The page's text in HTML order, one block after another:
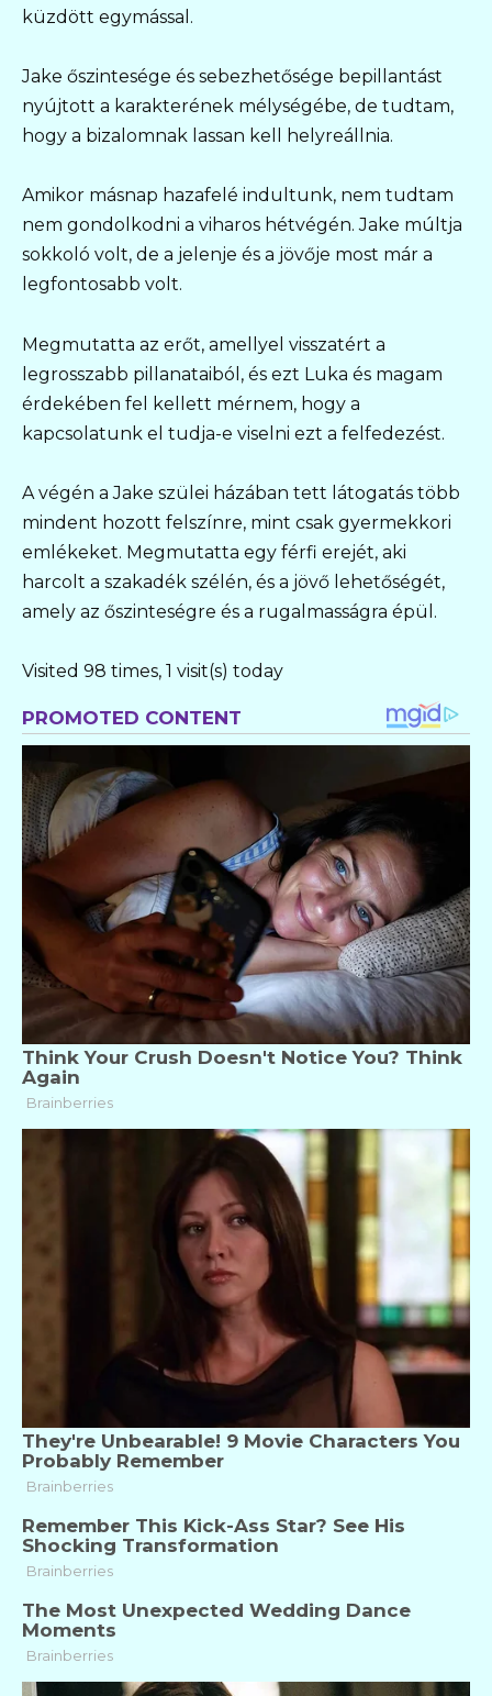
küzdött egymással.
Jake őszintesége és sebezhetősége bepillantást
nyújtott a karakterének mélységébe, de tudtam,
hogy a bizalomnak lassan kell helyreállnia.
Amikor másnap hazafelé indultunk, nem tudtam
nem gondolkodni a viharos hétvégén. Jake múltja
sokkoló volt, de a jelenje és a jövője most már a
legfontosabb volt.
Megmutatta az erőt, amellyel visszatért a
legrosszabb pillanataiból, és ezt Luka és magam
érdekében fel kellett mérnem, hogy a
kapcsolatunk el tudja-e viselni ezt a felfedezést.
A végén a Jake szülei házában tett látogatás több
mindent hozott felszínre, mint csak gyermekkori
emlékeket. Megmutatta egy férfi erejét, aki
harcolt a szakadék szélén, és a jövő lehetőségét,
amely az őszinteségre és a rugalmasságra épül.
Visited 98 times, 1 visit(s) today